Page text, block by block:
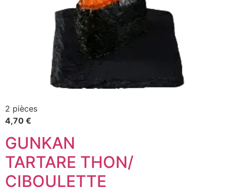
2 pièces
4,70 €
GUNKAN
TARTARE THON/
CIBOULETTE